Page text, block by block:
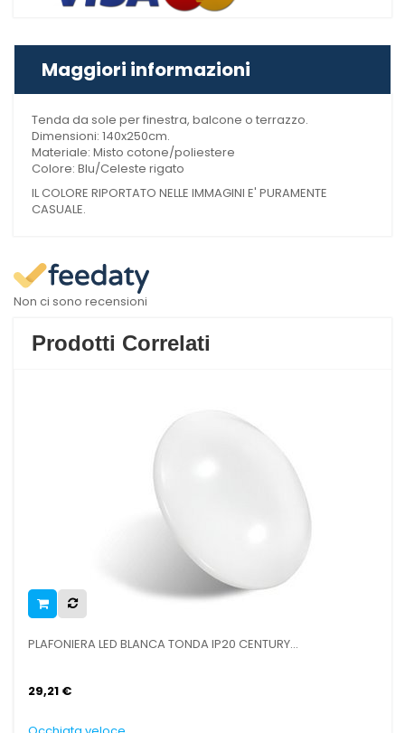
Maggiori informazioni
Tenda da sole per finestra, balcone o terrazzo.
Dimensioni: 140x250cm.
Materiale: Misto cotone/poliestere
Colore: Blu/Celeste rigato
IL COLORE RIPORTATO NELLE IMMAGINI E' PURAMENTE
CASUALE.
Non ci sono recensioni
Prodotti Correlati
TONDA IP20 CENTURY... VELA OMBREGGIANTE